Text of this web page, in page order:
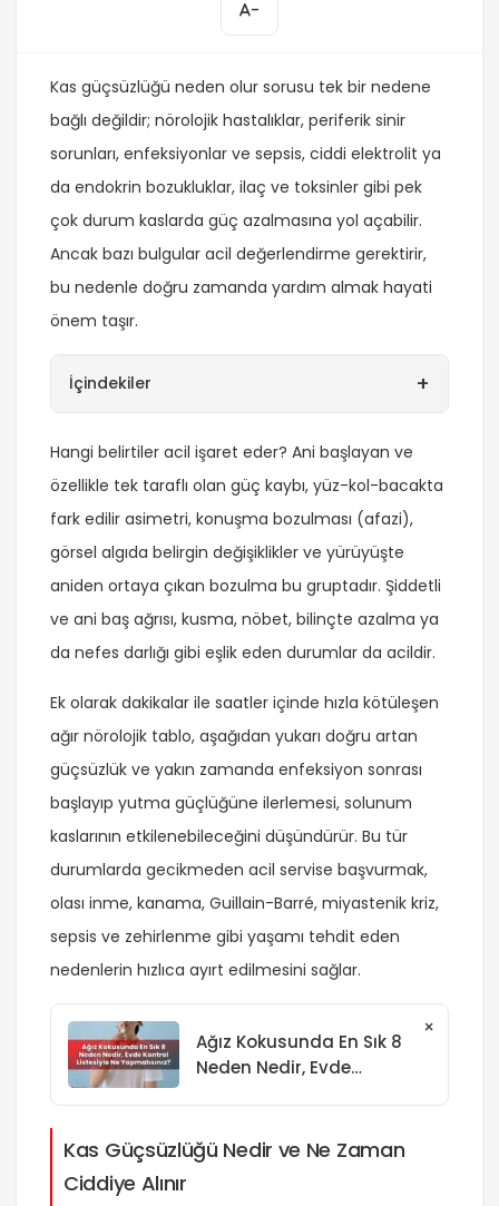
-
Kas güçsüzlüğü neden olur sorusu tek bir nedene
bağlı değildir; nörolojik hastalıklar, periferik sinir
sorunları, enfeksiyonlar ve sepsis, ciddi elektrolit ya
da endokrin bozukluklar, ilaç ve toksinler gibi pek
çok durum kaslarda güç azalmasına yol açabilir.
Ancak bazı bulgular acil değerlendirme gerektirir,
bu nedenle doğru zamanda yardım almak hayati
önem taşır.
İçindekiler +
Hangi belirtiler acil işaret eder? Ani başlayan ve
özellikle tek taraflı olan güç kaybı, yüz-kol-bacakta
fark edilir asimetri, konuşma bozulması (afazi),
görsel algıda belirgin değişiklikler ve yürüyüşte
aniden ortaya çıkan bozulma bu gruptadır. Şiddetli
ve ani baş ağrısı, kusma, nöbet, bilinçte azalma ya
da nefes darlığı gibi eşlik eden durumlar da acildir.
Ek olarak dakikalar ile saatler içinde hızla kötüleşen
ağır nörolojik tablo, aşağıdan yukarı doğru artan
güçsüzlük ve yakın zamanda enfeksiyon sonrası
başlayıp yutma güçlüğüne ilerlemesi, solunum
kaslarının etkilenebileceğini düşündürür. Bu tür
durumlarda gecikmeden acil servise başvurmak,
olası inme, kanama, Guillain-Barré, miyastenik kriz,
sepsis ve zehirlenme gibi yaşamı tehdit eden
nedenlerin hızlıca ayırt edilmesini sağlar.
Ağız Kokusunda En Sık 8
Neden Nedir, Evde
×
Kas Güçsüzlüğü Nedir ve Ne Zaman
Ciddiye Alınır